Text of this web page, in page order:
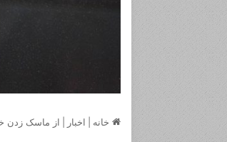
خانه اخبار از ماسک زدن